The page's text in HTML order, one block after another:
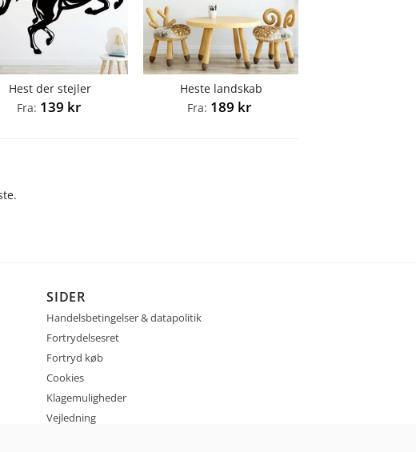
Hest der stejler
Fra: 139 kr
Heste landskab
Fra: 189 kr
SIDER
Handelsbetingelser & datapolitik
Fortrydelsesret
Fortryd køb
Cookies
Klagemuligheder
Vejledning